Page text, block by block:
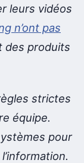
leurs vidéos
n’ont pas
des produits
strictes
équipe.
pour